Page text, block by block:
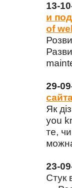
13-
и
of
29-
Як
you
те,
23-
Стук